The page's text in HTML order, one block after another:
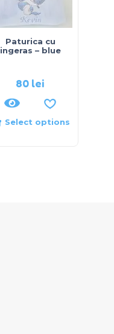
Paturica cu
ingeras – blue
80 lei
Select options